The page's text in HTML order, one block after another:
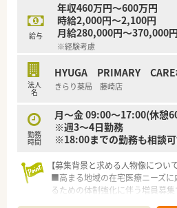
給与
年収460万円～600万円
時給2,000円～2,100円
月給280,000円～370,000円
※経験考慮
法人
名
HYUGA PRIMARY CARE
きらり薬局 藤崎店
勤務
時間
月～金 09:00～17:00(休憩
※週3～4日勤務
※18:00までの勤務も相談
【募集背景と求める人物像について
■高まる地域の在宅医療ニーズに
るための体制強化に伴う増員募集